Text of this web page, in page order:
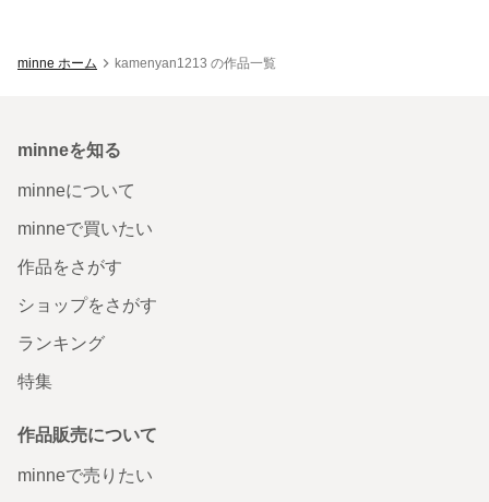
minne ホーム kamenyan1213 の作品一覧
minneを知る
minneについて
minneで買いたい
作品をさがす
ショップをさがす
ランキング
特集
作品販売について
minneで売りたい